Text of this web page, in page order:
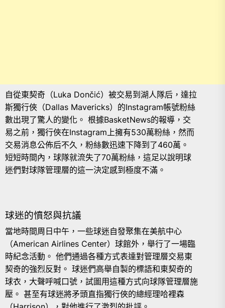
自從東契奇（Luka Dončić）被交易到湖人隊后，達拉
斯獨行俠（Dallas Mavericks）的Instagram帳號粉絲
數出現了驚人的變化。 根據BasketNews的報導，交
易之前，獨行俠在Instagram上擁有530萬粉絲，然而
交易消息公佈后不久，粉絲數迅速下降到了460萬。
短短時間內，球隊就流失了70萬粉絲，這足以說明球
迷們對球隊管理層的這一決定感到極度不滿。
球迷的憤怒與抗議
當地時間周日中午，一些球迷自發聚集在美航中心
（American Airlines Center）球館外，舉行了一場臨
時紀念活動。 他們通過各種方式表達對管理層交易東
契奇的強烈反對。 球迷們高舉自製的標語和東契奇的
球衣，大聲呼喊口號，試圖用這種方式向球隊管理層施
壓。 甚至有球迷將矛頭直指獨行俠的總經理哈裡森